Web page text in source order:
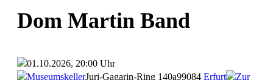
Dom Martin Band
01.10.2026, 20:00 Uhr
MuseumskellerJuri-Gagarin-Ring 140a99084 Erfurt
Zur